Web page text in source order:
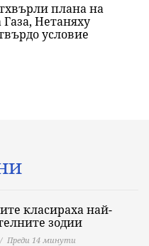
плана на
Нетаняху
условие
класираха най-
зодии
Преди 14 минути